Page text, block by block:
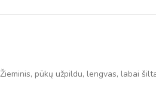
Žieminis, pūkų užpildu, lengvas, labai